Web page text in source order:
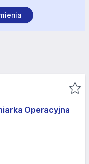
Operacyjna